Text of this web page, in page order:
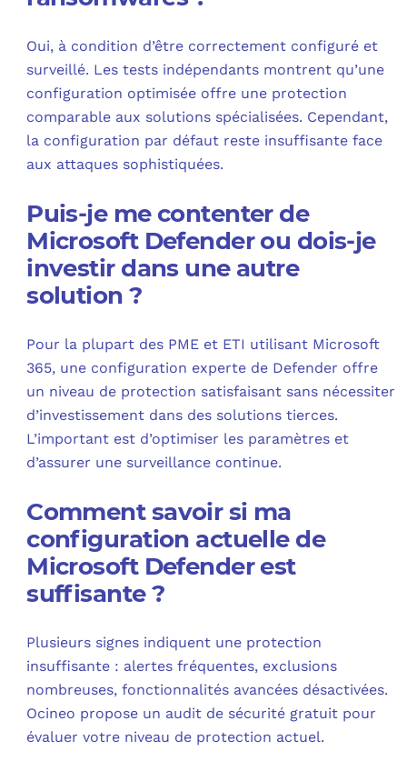
Oui, à condition d’être correctement configuré et
surveillé. Les tests indépendants montrent qu’une
configuration optimisée offre une protection
comparable aux solutions spécialisées. Cependant,
la configuration par défaut reste insuffisante face
aux attaques sophistiquées.
Puis-je me contenter de
Microsoft Defender ou dois-je
investir dans une autre
solution ?
Pour la plupart des PME et ETI utilisant Microsoft
365, une configuration experte de Defender offre
un niveau de protection satisfaisant sans nécessiter
d’investissement dans des solutions tierces.
L’important est d’optimiser les paramètres et
d’assurer une surveillance continue.
Comment savoir si ma
configuration actuelle de
Microsoft Defender est
suffisante ?
Plusieurs signes indiquent une protection
insuffisante : alertes fréquentes, exclusions
nombreuses, fonctionnalités avancées désactivées.
Ocineo propose un audit de sécurité gratuit pour
évaluer votre niveau de protection actuel.